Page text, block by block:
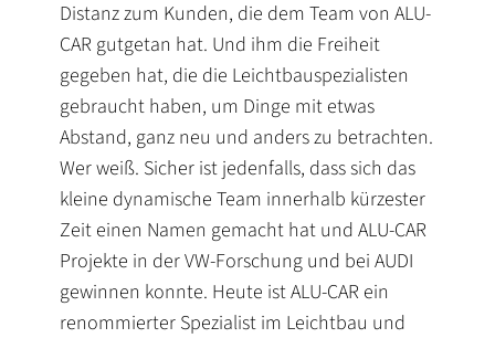
Distanz zum Kunden, die dem Team von ALU-
CAR gutgetan hat. Und ihm die Freiheit
gegeben hat, die die Leichtbauspezialisten
gebraucht haben, um Dinge mit etwas
Abstand, ganz neu und anders zu betrachten.
Wer weiß. Sicher ist jedenfalls, dass sich das
kleine dynamische Team innerhalb kürzester
Zeit einen Namen gemacht hat und ALU-CAR
Projekte in der VW-Forschung und bei AUDI
gewinnen konnte. Heute ist ALU-CAR ein
renommierter Spezialist im Leichtbau und